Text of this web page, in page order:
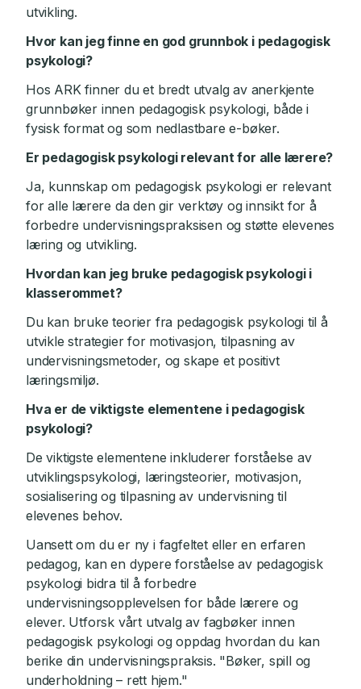
utvikling.
Hvor kan jeg finne en god grunnbok i pedagogisk
psykologi?
Hos ARK finner du et bredt utvalg av anerkjente
grunnbøker innen pedagogisk psykologi, både i
fysisk format og som nedlastbare e-bøker.
Er pedagogisk psykologi relevant for alle lærere?
Ja, kunnskap om pedagogisk psykologi er relevant
for alle lærere da den gir verktøy og innsikt for å
forbedre undervisningspraksisen og støtte elevenes
læring og utvikling.
Hvordan kan jeg bruke pedagogisk psykologi i
klasserommet?
Du kan bruke teorier fra pedagogisk psykologi til å
utvikle strategier for motivasjon, tilpasning av
undervisningsmetoder, og skape et positivt
læringsmiljø.
Hva er de viktigste elementene i pedagogisk
psykologi?
De viktigste elementene inkluderer forståelse av
utviklingspsykologi, læringsteorier, motivasjon,
sosialisering og tilpasning av undervisning til
elevenes behov.
Uansett om du er ny i fagfeltet eller en erfaren
pedagog, kan en dypere forståelse av pedagogisk
psykologi bidra til å forbedre
undervisningsopplevelsen for både lærere og
elever. Utforsk vårt utvalg av fagbøker innen
pedagogisk psykologi og oppdag hvordan du kan
berike din undervisningspraksis. "Bøker, spill og
underholdning – rett hjem."